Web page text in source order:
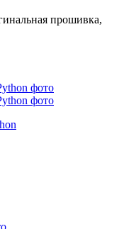
прошивка,